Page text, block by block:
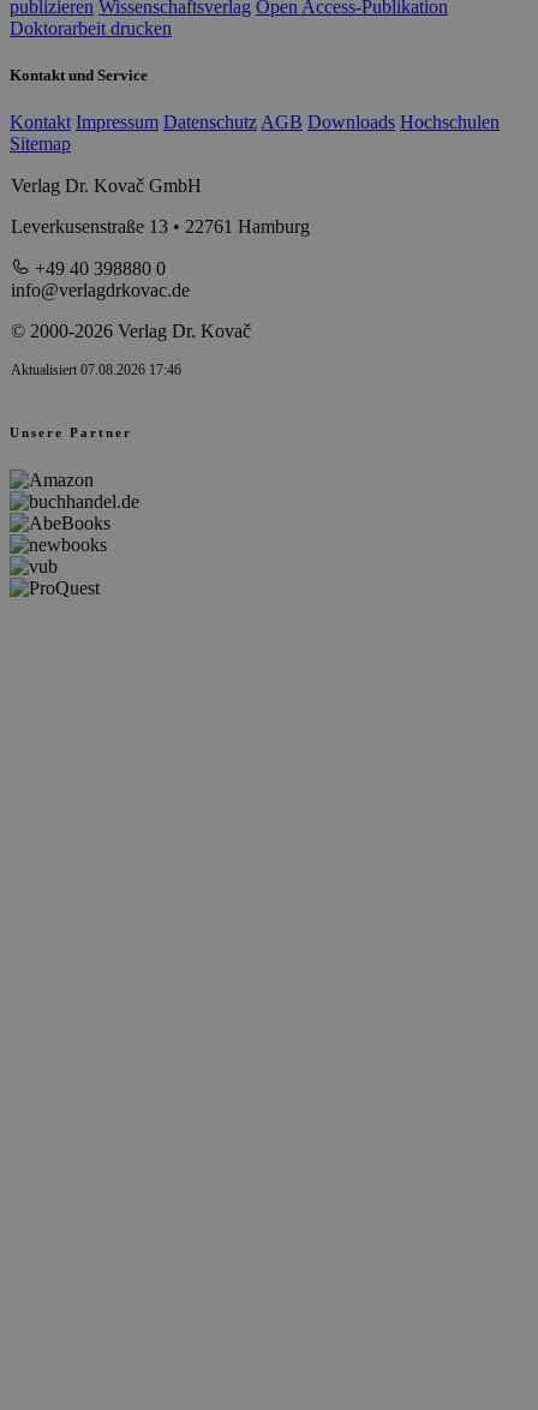
publizieren Wissenschaftsverlag Open Access-Publikation
Doktorarbeit drucken
Kontakt und Service
Kontakt Impressum Datenschutz AGB Downloads Hochschulen
Sitemap
Verlag Dr. Kovač GmbH
Leverkusenstraße 13 • 22761 Hamburg
+49 40 398880 0
info@verlagdrkovac.de
© 2000-2026 Verlag Dr. Kovač
Aktualisiert 07.08.2026 17:46
Unsere Partner